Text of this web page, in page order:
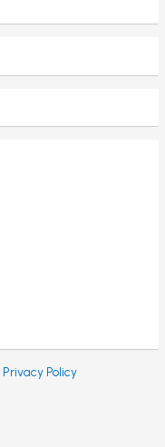
Privacy Policy